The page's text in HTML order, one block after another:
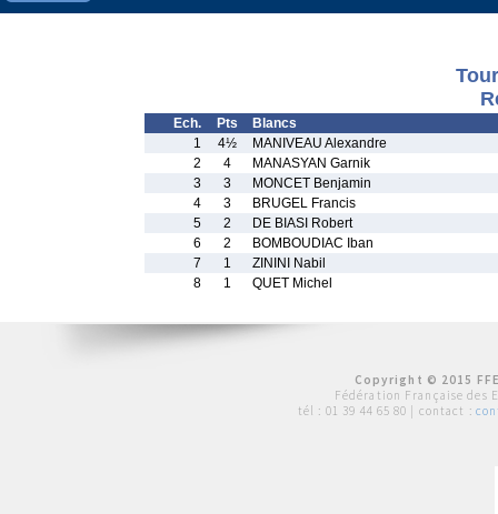
Ech. Pts
Blancs
1
4½
MANIVEAU Alexandre
2
4
MANASYAN Garnik
3
3
MONCET Benjamin
4
3
BRUGEL Francis
5
2
DE BIASI Robert
6
2
BOMBOUDIAC Iban
7
1
ZININI Nabil
8
1 QUET Michel
Copyright © 2015
Fédération Française des
tél : 01 39 44 65 80 | contact :